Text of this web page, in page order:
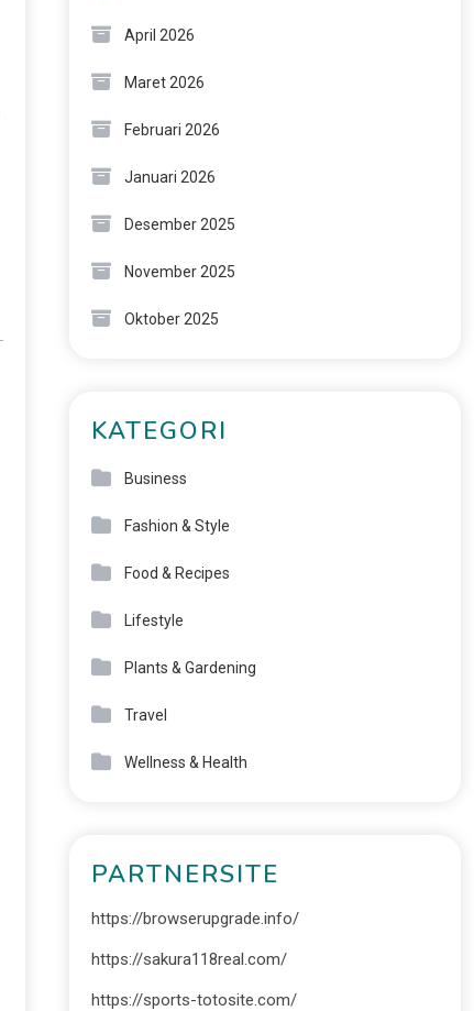
April 2026
Maret 2026
Februari 2026
Januari 2026
Desember 2025
November 2025
Oktober 2025
KATEGORI
Business
Fashion & Style
Food & Recipes
Lifestyle
Plants & Gardening
Travel
Wellness & Health
PARTNERSITE
https://browserupgrade.info/
https://sakura118real.com/
https://sports-totosite.com/